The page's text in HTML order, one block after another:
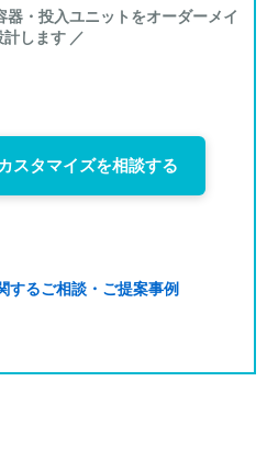
器・投入ユニットをオーダーメイ
計します ／
スタマイズを相談する
するご相談・ご提案事例